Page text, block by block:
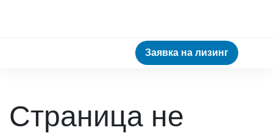
Заявка на лизинг
Страница не